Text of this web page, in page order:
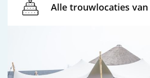
Alle trouwlocaties